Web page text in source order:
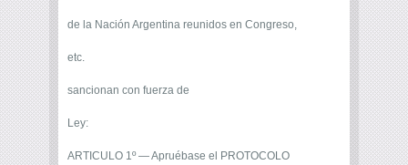
de la Nación Argentina reunidos en Congreso,
etc.
sancionan con fuerza de
Ley:
ARTICULO 1º — Apruébase el PROTOCOLO